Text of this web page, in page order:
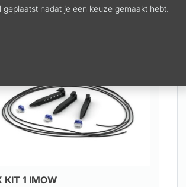
In winkelmand
KIT 1 IMOW
nadat je een keuze gemaakt hebt.